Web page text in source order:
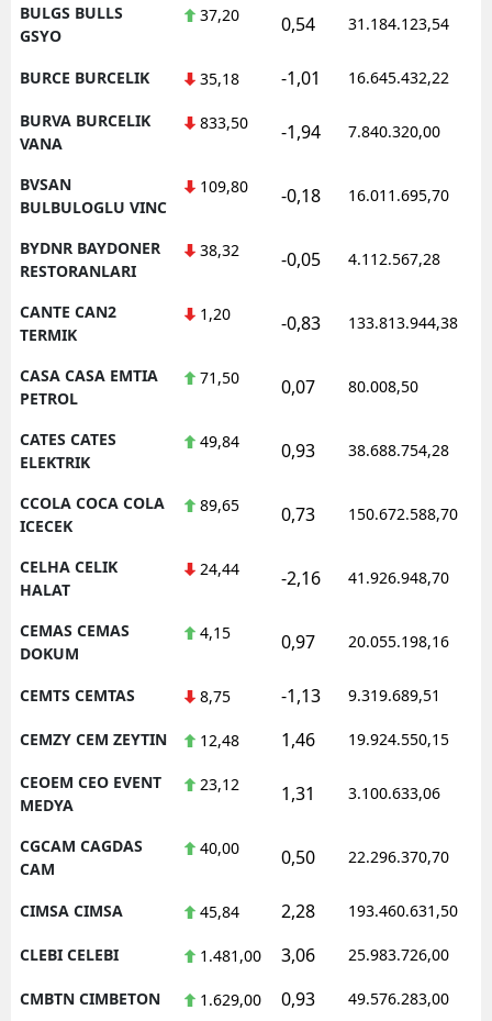
BULGS BULLS
GSYO
37,20 0,54 31.184.123,54
BURCE BURCELIK 35,18 -1,01 16.645.432,22
BURVA BURCELIK
VANA
833,50 -1,94 7.840.320,00
BVSAN
BULBULOGLU VINC
109,80 -0,18 16.011.695,70
BYDNR BAYDONER
RESTORANLARI
38,32 -0,05 4.112.567,28
CANTE CAN2
TERMIK
1,20 -0,83 133.813.944,38
CASA CASA EMTIA
PETROL
71,50 0,07 80.008,50
CATES CATES
ELEKTRIK
49,84 0,93 38.688.754,28
CCOLA COCA COLA
ICECEK
89,65 0,73 150.672.588,70
CELHA CELIK
HALAT
24,44 -2,16 41.926.948,70
CEMAS CEMAS
DOKUM
4,15 0,97 20.055.198,16
CEMTS CEMTAS 8,75 -1,13 9.319.689,51
CEMZY CEM ZEYTIN 12,48 1,46 19.924.550,15
CEOEM CEO EVENT
MEDYA
23,12 1,31 3.100.633,06
CGCAM CAGDAS
CAM
40,00 0,50 22.296.370,70
CIMSA CIMSA 45,84 2,28 193.460.631,50
CLEBI CELEBI 1.481,00 3,06 25.983.726,00
CMBTN CIMBETON 1.629,00 0,93 49.576.283,00